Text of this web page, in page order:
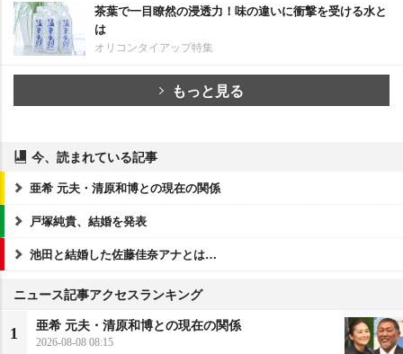
茶葉で一目瞭然の浸透力！味の違いに衝撃を受ける水と
は
オリコンタイアップ特集
もっと見る
今、読まれている記事
亜希 元夫・清原和博との現在の関係
戸塚純貴、結婚を発表
池田と結婚した佐藤佳奈アナとは…
ニュース記事アクセスランキング
1
亜希 元夫・清原和博との現在の関係
2026-08-08 08:15